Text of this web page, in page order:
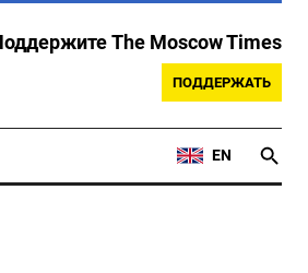
The Moscow Times
ПОДДЕРЖАТЬ
EN